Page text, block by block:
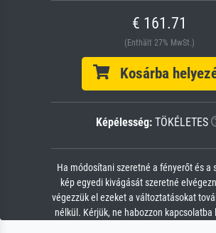
€ 161.71
(Enthält 27% MwSt.)
Kosárba
Képélesség: TÖKÉLETES
Ha módosítani szeretné a fényerőt és a
kép egyedi kivágását szeretné
végezzük el ezeket a változtatásokat
nélkül. Kérjük, ne habozzon kapcsolatba